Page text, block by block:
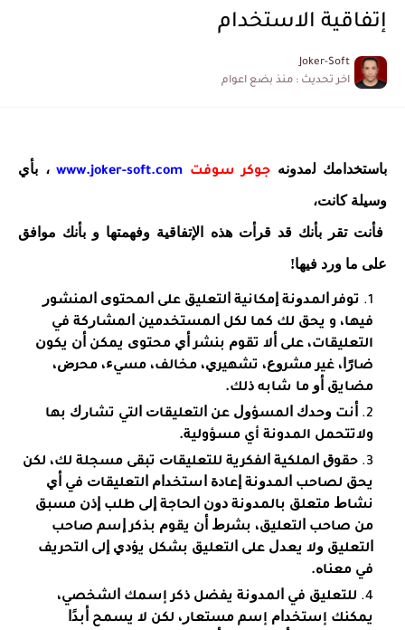
إتفاقية الاستخدام
Joker-Soft
اخر تحديث : منذ بضع اعوام
باستخدامك ﻟمدونه جوكر سوفت www.joker-soft.com ، ﺑﺄﻱ
ﻭﺳﻴﻠﺔ ﻛﺎﻧﺖ،
ﻓﺄﻧﺖ ﺗﻘﺮ ﺑﺄﻧﻚ ﻗﺪ ﻗﺮﺃﺕ ﻫﺬﻩ ﺍلإﺗﻔﺎﻗﻴﺔ ﻭﻓﻬﻤﺘﻬﺎ ﻭ ﺑﺄﻧﻚ ﻣﻮﺍﻓﻖ
ﻋﻠﻰ ﻣﺎ ﻭﺭﺩ ﻓﻴﻬﺎ!
ﺗﻮﻓﺮ ﺍﻟﻤﺪﻭﻧﺔ ﺇﻣﻜﺎﻧﻴﺔ ﺍﻟﺘﻌﻠﻴﻖ ﻋﻠﻰ ﺍﻟﻤﺤﺘﻮﻯ ﺍﻟﻤﻨﺸﻮﺭ
ﻓﻴﻬﺎ، و ﻳﺤﻖ ﻟﻚ ﻛﻤﺎ ﻟﻜﻞ ﺍﻟﻤﺴﺘﺨﺪﻣﻴﻦ ﺍﻟﻤﺸﺎﺭﻛﺔ ﻓﻲ
التعليقات، ﻋﻠﻰ ﺃﻻ ﺗﻘﻮﻡ ﺑﻨﺸﺮ ﺃﻱ ﻣﺤﺘﻮﻯ ﻳﻤﻜﻦ ﺃﻥ ﻳﻜﻮﻥ
ﺿﺎﺭًﺍ، ﻏﻴﺮ ﻣﺸﺮﻭﻉ، ﺗﺸﻬﻴﺮﻱ، ﻣﺨﺎﻟﻒ، ﻣﺴﻲﺀ، ﻣﺤﺮﺽ،
ﻣﻀﺎﻳﻖ ﺃﻭ ﻣﺎ ﺷﺎﺑﻪ ﺫﻟﻚ.
ﺃﻧﺖ ﻭﺣﺪﻙ ﺍﻟﻤﺴﺆﻭﻝ ﻋﻦ ﺍﻟﺘﻌﻠﻴﻘﺎﺕ ﺍﻟﺘﻲ ﺗﺸﺎﺭﻙ ﺑﻬﺎ
ولاتتحمل المدونة أي مسؤولية.
ﺣﻘﻮﻕ ﺍﻟﻤﻠﻜﻴﺔ ﺍﻟﻔﻜﺮﻳﺔ ﻟﻠﺘﻌﻠﻴﻘﺎﺕ ﺗﺒﻘﻰ ﻣﺴﺠﻠﺔ ﻟﻚ، ﻟﻜﻦ
ﻳﺤﻖ ﻟﺼﺎﺣﺐ ﺍﻟﻤﺪﻭﻧﺔ ﺇﻋﺎﺩﺓ ﺍﺳﺘﺨﺪﺍﻡ ﺍﻟﺘﻌﻠﻴﻘﺎﺕ ﻓﻲ ﺃﻱ
ﻧﺸﺎﻁ ﻣﺘﻌﻠﻖ ﺑﺎﻟﻤﺪﻭﻧﺔ ﺩﻭﻥ ﺍﻟﺤﺎﺟﺔ ﺇﻟﻰ ﻃﻠﺐ ﺇﺫﻥ ﻣﺴﺒﻖ
ﻣﻦ ﺻﺎﺣﺐ ﺍﻟﺘﻌﻠﻴﻖ، ﺑﺸﺮﻁ ﺃﻥ ﻳﻘﻮﻡ ﺑﺬﻛﺮ ﺇﺳﻢ ﺻﺎﺣﺐ
ﺍﻟﺘﻌﻠﻴﻖ ﻭﻻ ﻳﻌﺪﻝ ﻋﻠﻰ ﺍﻟﺘﻌﻠﻴﻖ ﺑﺸﻜﻞ ﻳﺆﺩﻱ ﺇﻟﻰ ﺍﻟﺘﺤﺮﻳﻒ
ﻓﻲ ﻣﻌﻨﺎﻩ.
ﻟﻠﺘﻌﻠﻴﻖ ﻓﻲ ﺍﻟﻤﺪﻭﻧﺔ ﻳﻔﻀﻞ ﺫﻛﺮ إﺳﻤﻚ ﺍﻟﺸﺨﺼﻲ،
ﻳﻤﻜﻨﻚ إﺳﺘﺨﺪﺍﻡ إﺳﻢ ﻣﺴﺘﻌﺎﺭ، ﻟﻜﻦ ﻻ ﻳﺴﻤﺢ ﺃﺑﺪًﺍ